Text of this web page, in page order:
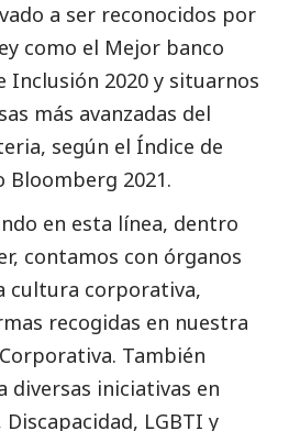
a ser reconocidos por
como el Mejor banco
Inclusión 2020 y situarnos
más avanzadas del
según el Índice de
Bloomberg 2021.
en esta línea, dentro
contamos con órganos
cultura corporativa,
recogidas en nuestra
También
diversas iniciativas en
LGBTI y